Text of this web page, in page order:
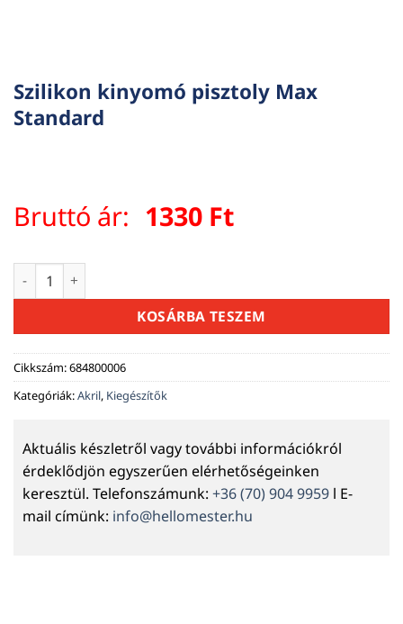
Szilikon kinyomó pisztoly Max
Standard
Bruttó ár: 1330 Ft
Szilikon kinyomó pisztoly Max Standard mennyiség
KOSÁRBA TESZEM
Cikkszám:684800006
Kategóriák:Akril, Kiegészítők
Aktuális készletről vagy további információkról
érdeklődjön egyszerűen elérhetőségeinken
keresztül. Telefonszámunk: +36 (70) 904 9959 l E-
mail címünk: info@hellomester.hu